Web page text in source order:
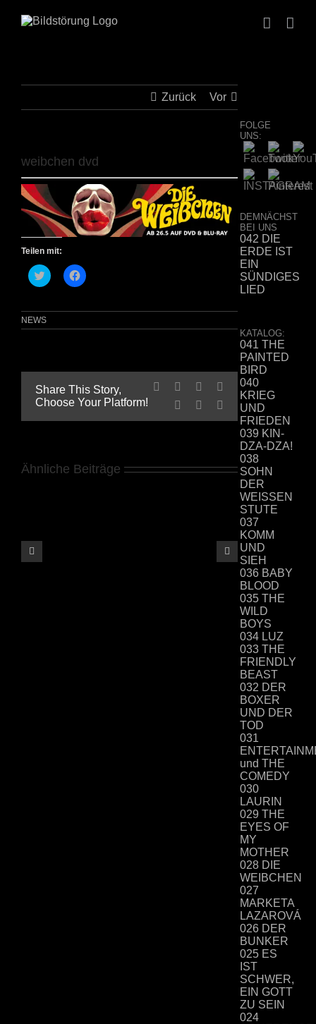
Inhalt
Zurück Vor
weibchen dvd
Teilen mit:
Klick,
um
zu
teilen
(Wird
Klick,
um
zu
(Wird
NEWS
Share This Story,
Choose Your Platform!
Facebook LinkedInWhatsApp
TumblrPinterest
Mail
Ähnliche Beiträge
FOLGE
UNS:
DEMNÄCHST
BEI UNS
042 DIE
ERDE IST
EIN
SÜNDIGES
LIED
KATALOG:
041 THE
PAINTED
BIRD
040
KRIEG
UND
FRIEDEN
039 KIN-
DZA-DZA!
038
SOHN
DER
WEISSEN
STUTE
037
KOMM
UND
SIEH
036 BABY
BLOOD
035 THE
WILD
BOYS
034 LUZ
033 THE
FRIENDLY
BEAST
032 DER
BOXER
UND DER
TOD
031
und THE
COMEDY
030
LAURIN
029 THE
EYES OF
MY
MOTHER
028 DIE
WEIBCHEN
027
MARKETA
LAZAROVÁ
026 DER
BUNKER
025 ES
IST
SCHWER,
EIN GOTT
ZU SEIN
024